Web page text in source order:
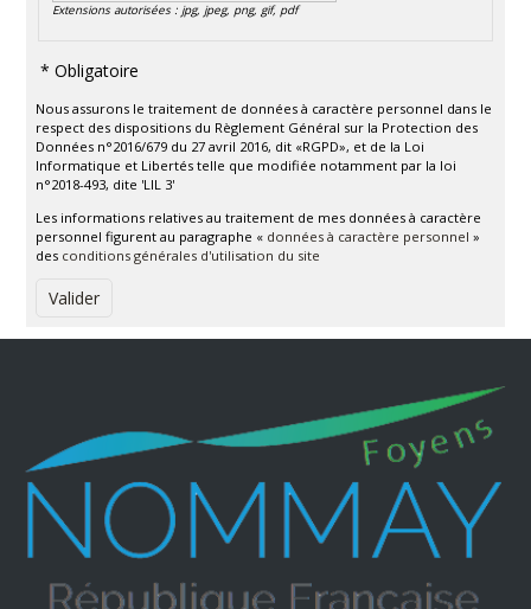
Extensions autorisées : jpg, jpeg, png, gif, pdf
Nous assurons le traitement de données à caractère personnel dans le
respect des dispositions du Règlement Général sur la Protection des
Données n°2016/679 du 27 avril 2016, dit «RGPD», et de la Loi
Informatique et Libertés telle que modifiée notamment par la loi
n°2018-493, dite 'LIL 3'
Les informations relatives au traitement de mes données à caractère
personnel figurent au paragraphe « données à caractère personnel »
des conditions générales d'utilisation du site